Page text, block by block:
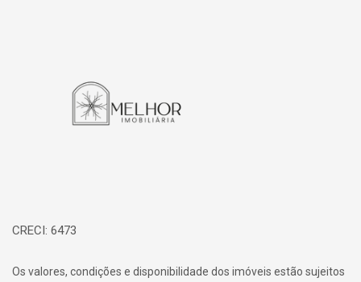
CRECI: 6473
Os valores, condições e disponibilidade dos imóveis estão sujeitos